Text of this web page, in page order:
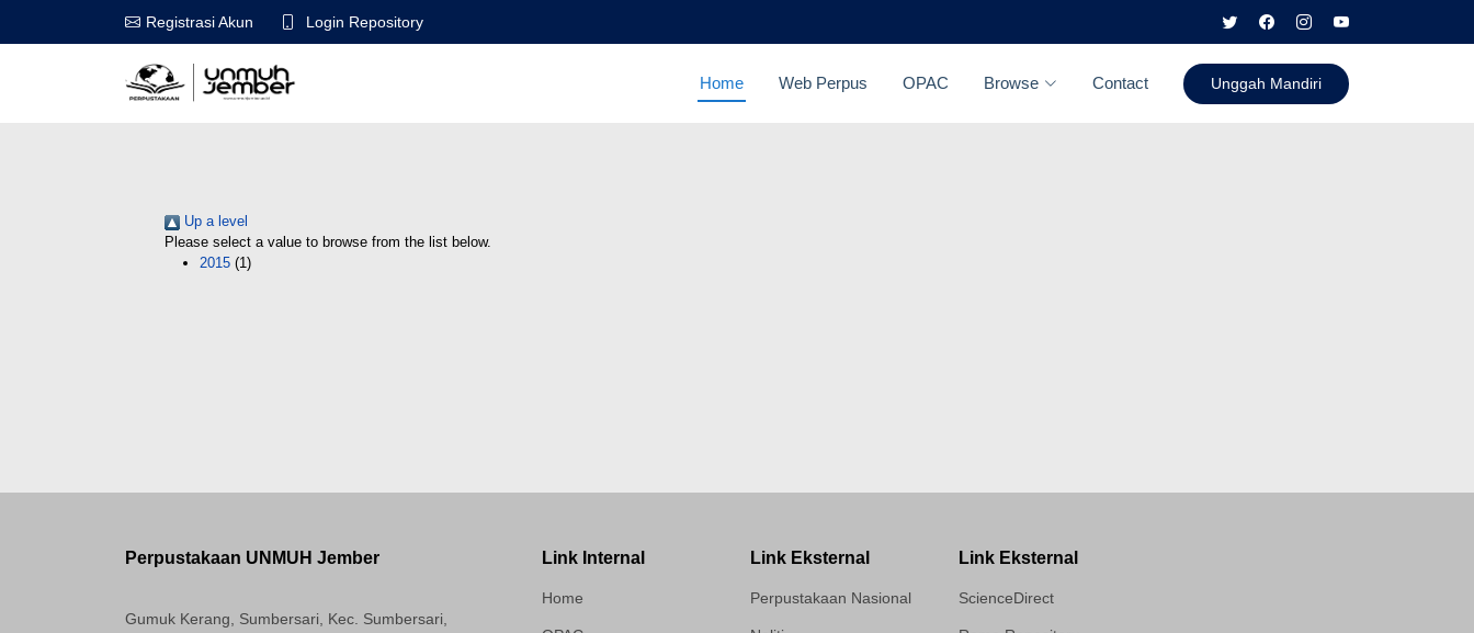
Registrasi Akun Login Repository
Home Web Perpus OPAC Browse Contact Unggah Mandiri
Up a level
Please select a value to browse from the list below.
2015 (1)
Perpustakaan UNMUH Jember
Gumuk Kerang, Sumbersari, Kec. Sumbersari,
Link Internal
Home
Link Eksternal
Perpustakaan Nasional
Link Eksternal
ScienceDirect